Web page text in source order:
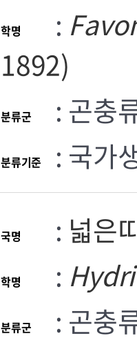
학명 :
1892)
분류군 : 곤충
분류기준 : 국가
국명 : 넓은
학명 :
분류군 : 곤충